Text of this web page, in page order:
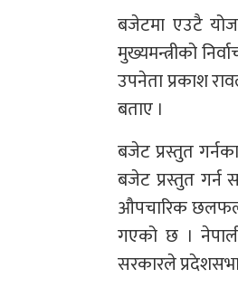
बजेटमा एउटै
मुख्यमन्त्रीको
उपनेता प्रकाश
बताए ।
बजेट प्रस्तुत
बजेट प्रस्तुत
औपचारिक छलफल
गएको छ ।
सरकारले